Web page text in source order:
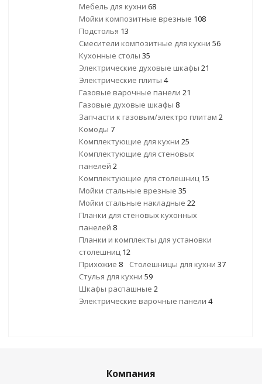
Мебель для кухни 68
Мойки композитные врезные 108
Подстолья 13
Смесители композитные для кухни 56
Кухонные столы 35
Электрические духовые шкафы 21
Электрические плиты 4
Газовые варочные панели 21
Газовые духовые шкафы 8
Запчасти к газовым/электро плитам 2
Комоды 7
Комплектующие для кухни 25
Комплектующие для стеновых
панелей 2
Комплектующие для столешниц 15
Мойки стальные врезные 35
Мойки стальные накладные 22
Планки для стеновых кухонных
панелей 8
Планки и комплекты для установки
столешниц 12
Прихожие 8 Столешницы для кухни 37
Стулья для кухни 59
Шкафы распашные 2
Электрические варочные панели 4
Компания